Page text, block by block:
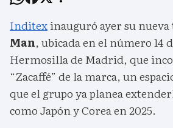
Inditexinauguró ayer su
Man, ubicada en el número 14
Hermosilla de Madrid, que
“Zacaffé” de la marca, un
que el grupo ya planea
como Japón y Corea en 2025.